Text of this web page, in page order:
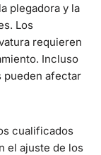
plegadora y la
Los
requieren
Incluso
pueden afectar
cualificados
el ajuste de los